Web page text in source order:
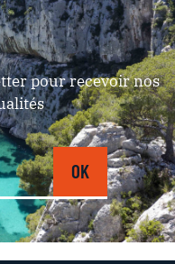
pour recevoir nos